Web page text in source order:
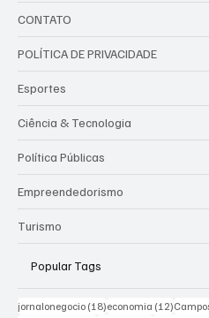
CONTATO
POLÍTICA DE PRIVACIDADE
Esportes
Ciência & Tecnologia
Política Públicas
Empreendedorismo
Turismo
Popular Tags
jornalonegocio (18)18 posts
economia (12)12 posts